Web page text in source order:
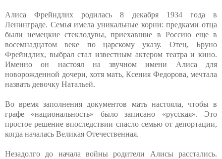
Алиса Фрейндлих родилась 8 декабря 1934 года в
Ленинграде. Семья имела уникальные корни: предками отца
были немецкие стеклодувы, приехавшие в Россию еще в
восемнадцатом веке по царскому указу. Отец, Бруно
Фрейндлих, выбрал стал известным актером театра и кино.
Именно он настоял на звучном имени Алиса для
новорожденной дочери, хотя мать, Ксения Федорова, мечтала
назвать девочку Натальей.
Во время заполнения документов мать настояла, чтобы в
графе «национальность» было записано «русская». Это
простое решение впоследствии спасло семью от депортации,
когда началась Великая Отечественная.
Незадолго до начала войны родители Алисы расстались.